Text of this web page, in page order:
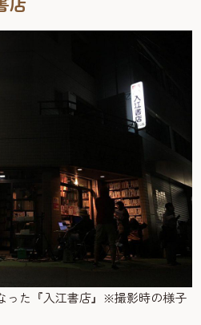
った『入江書店』※撮影時の様子